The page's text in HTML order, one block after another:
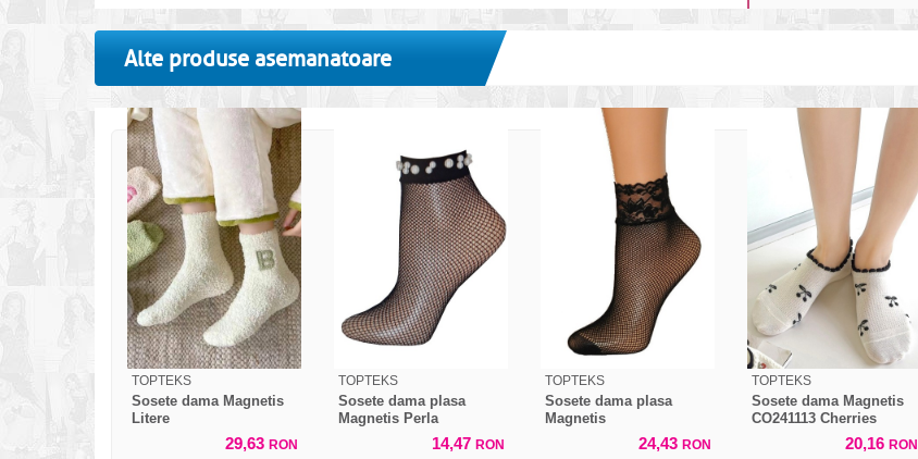
Alte produse asemanatoare
TOPTEKS
Sosete dama Magnetis
Litere
29,63 RON
TOPTEKS
Sosete dama plasa
Magnetis Perla
14,47 RON
TOPTEKS
Sosete dama plasa
Magnetis
24,43 RON
TOPTEKS
Sosete dama Magnetis
CO241113 Cherries
20,16 RON